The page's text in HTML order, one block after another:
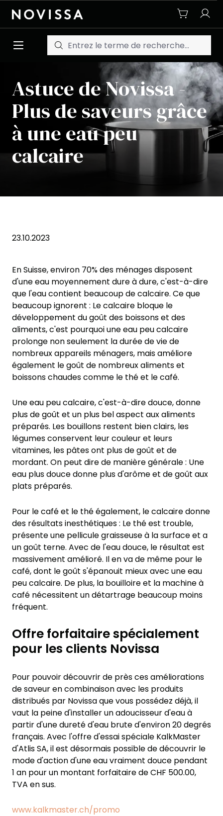
Passer au contenu principal
Astuce de Novissa -
Plus de saveurs grâce
à une eau peu
calcaire
23.10.2023
En Suisse, environ 70% des ménages disposent
d'une eau moyennement dure à dure, c'est-à-dire
que l'eau contient beaucoup de calcaire. Ce que
beaucoup ignorent : Le calcaire bloque le
développement du goût des boissons et des
aliments, c'est pourquoi une eau peu calcaire
prolonge non seulement la durée de vie de
nombreux appareils ménagers, mais améliore
également le goût de nombreux aliments et
boissons chaudes comme le thé et le café.
Une eau peu calcaire, c'est-à-dire douce, donne
plus de goût et un plus bel aspect aux aliments
préparés. Les bouillons restent bien clairs, les
légumes conservent leur couleur et leurs
vitamines, les pâtes ont plus de goût et de
mordant. On peut dire de manière générale : Une
eau plus douce donne plus d'arôme et de goût aux
plats préparés.
Pour le café et le thé également, le calcaire donne
des résultats inesthétiques : Le thé est trouble,
présente une pellicule graisseuse à la surface et a
un goût terne. Avec de l'eau douce, le résultat est
massivement amélioré. Il en va de même pour le
café, dont le goût s'épanouit mieux avec une eau
peu calcaire. De plus, la bouilloire et la machine à
café nécessitent un détartrage beaucoup moins
fréquent.
Offre forfaitaire spécialement
pour les clients Novissa
Pour pouvoir découvrir de près ces améliorations
de saveur en combinaison avec les produits
distribués par Novissa que vous possédez déjà, il
vaut la peine d'installer un adoucisseur d'eau à
partir d'une dureté d'eau brute d'environ 20 degrés
français. Avec l'offre d'essai spéciale KalkMaster
d'Atlis SA, il est désormais possible de découvrir le
mode d'action d'une eau vraiment douce pendant
1 an pour un montant forfaitaire de CHF 500.00,
TVA en sus.
www.kalkmaster.ch/promo